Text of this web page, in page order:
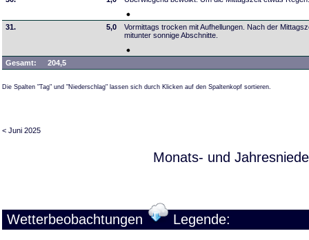
31. 5,0
Vormittags trocken mit Aufhellungen. Nach der
mitunter sonnige Abschnitte.
Gesamt: 204,5
Die Spalten "Tag" und "Niederschlag" lassen sich durch Klicken auf den Spaltenkopf sortieren.
< Juni 2025
Monats- und
Wetterbeobachtungen Legende: